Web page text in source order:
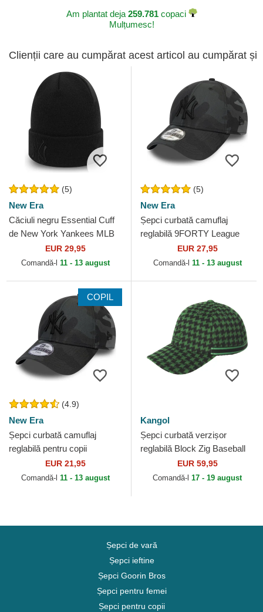
Am plantat deja 259.781copaci
Mulțumesc!
Clienții care au cumpărat acest articol au cumpărat și
(5)
New Era
Căciuli negru Essential Cuff
de New York Yankees MLB
de New EraEUR 29,95
Comandă-l 11 - 13 august
(5)
New Era
Șepci curbată camuflaj
reglabilă 9FORTY League
Essential de New York
Yankees MLB de New Era
EUR 27,95
Comandă-l 11 - 13 august
COPIL
(4.9)
New Era
Șepci curbată camuflaj
reglabilă pentru copii
9FORTY League Essential
de New York Yankees MLB
EUR 21,95
Comandă-l 11 - 13 august
Kangol
Șepci curbată verzișor
reglabilă Block Zig Baseball
Green de Kangol
EUR 59,95
Comandă-l 17 - 19 august
Șepci de vară
Șepci ieftine
Șepci Goorin Bros
Șepci pentru femei
Șepci pentru copii